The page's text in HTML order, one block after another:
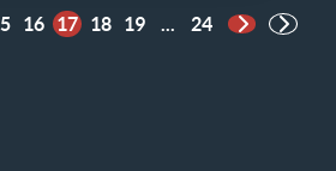
16 17 18 19 ... 24
Pagina